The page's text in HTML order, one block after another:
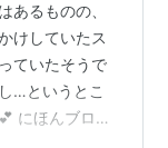
あるものの、
けしていたス
ていたそうで
…というとこ
にほんブログ